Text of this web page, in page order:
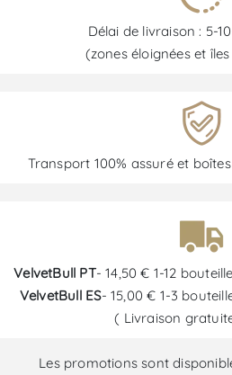
Délai de livraison : 5-
(zones éloignées et
Transport 100% assuré et
VelvetBull PT- 14,50 € 1-12
VelvetBull ES- 15,00 € 1-3
( Livraison
Les promotions sont